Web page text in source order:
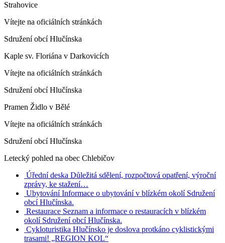
Strahovice
Vítejte na oficiálních stránkách
Sdružení obcí Hlučínska
Kaple sv. Floriána v Darkovicích
Vítejte na oficiálních stránkách
Sdružení obcí Hlučínska
Pramen Židlo v Bělé
Vítejte na oficiálních stránkách
Sdružení obcí Hlučínska
Letecký pohled na obec Chlebičov
Úřední deska Důležitá sdělení, rozpočtová opatření, výroční
zprávy, ke stažení…
Ubytování Informace o ubytování v blízkém okolí Sdružení
obcí Hlučínska.
Restaurace Seznam a informace o restauracích v blízkém
okolí Sdružení obcí Hlučínska.
Cykloturistika Hlučínsko je doslova protkáno cyklistickými
trasami! „REGION KOL“